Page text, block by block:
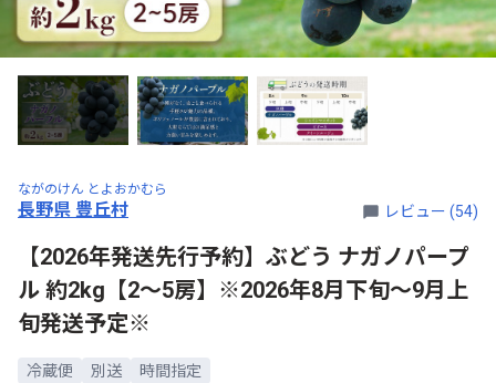
ながのけん とよおかむら
長野県 豊丘村 レビュー (54)
【2026年発送先行予約】ぶどう ナガノパープ
ル 約2kg【2～5房】※2026年8月下旬～9月上
旬発送予定※
冷蔵便 別送 時間指定